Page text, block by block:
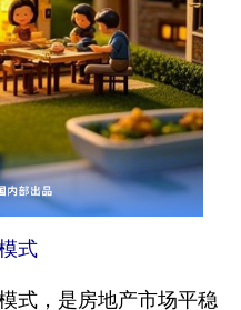
式
，是房地产市场平稳